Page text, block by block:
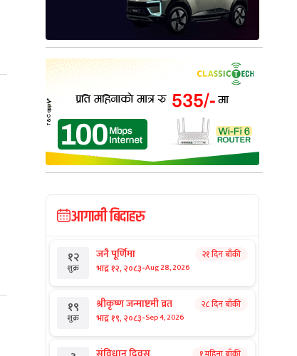
आगामी बिदाहरु
१२
शुक्र
जनै पूर्णिमा
भाद्र १२, २०८३-Aug 28, 2026
२१ दिन बाँकी
१९
शुक्र
श्रीकृष्ण जन्माष्टमी व्रत
भाद्र १९, २०८३-Sep 4, 2026
२८ दिन बाँकी